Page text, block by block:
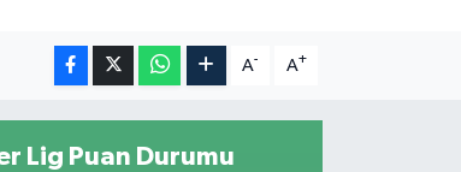
A- A+
Lig Puan Durumu